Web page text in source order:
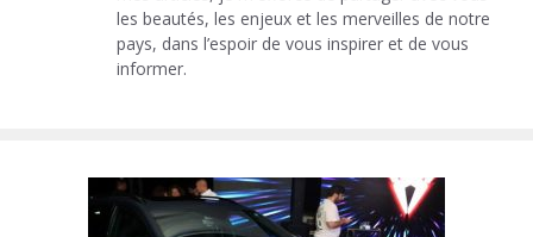
les beautés, les enjeux et les merveilles de notre
pays, dans l’espoir de vous inspirer et de vous
informer.